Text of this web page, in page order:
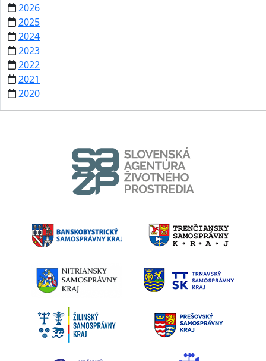
2026
2025
2024
2023
2022
2021
2020